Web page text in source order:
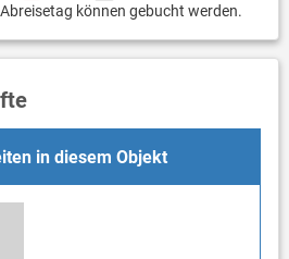
können gebucht werden.
in diesem Objekt